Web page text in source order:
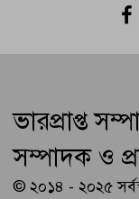
ভারপ্রাপ্ত
সম্পাদক ও
© ২০১৪ - ২০২৫